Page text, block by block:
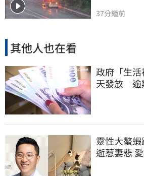
37分鐘前
其他人也在看
政府「生
天發放 逾
靈性大螯
逝惹妻悲